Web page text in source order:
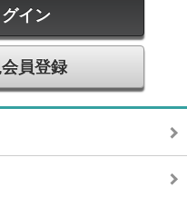
イン
員登録